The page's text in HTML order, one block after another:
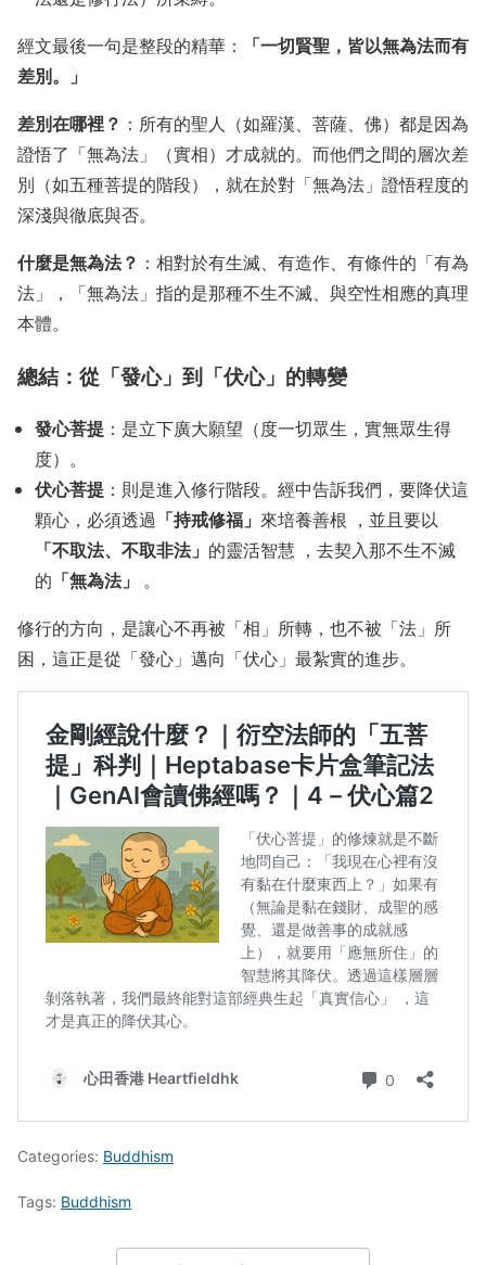
經文最後一句是整段的精華：
「一切賢聖，皆以無為法而有
差別。」
差別在哪裡？ ：所有的聖人（如羅漢、菩薩、佛）都是因為
證悟了「無為法」（實相）才成就的。而他們之間的層次差
別（如五種菩提的階段），就在於對「無為法」證悟程度的
深淺與徹底與否。
什麼是無為法？ ：相對於有生滅、有造作、有條件的「有為
法」，「無為法」指的是那種不生不滅、與空性相應的真理
本體。
總結：從「發心」到「伏心」的轉變
發心菩提 ：是立下廣大願望（度一切眾生，實無眾生得
度）。
伏心菩提 ：則是進入修行階段。經中告訴我們，要降伏這
顆心，必須透過 「持戒修福」 來培養善根 ，並且要以
「不取法、不取非法」 的靈活智慧 ，去契入那不生不滅
的 「無為法」 。
修行的方向，是讓心不再被「相」所轉，也不被「法」所
困，這正是從「發心」邁向「伏心」最紮實的進步。
Categories: Buddhism
Tags: Buddhism